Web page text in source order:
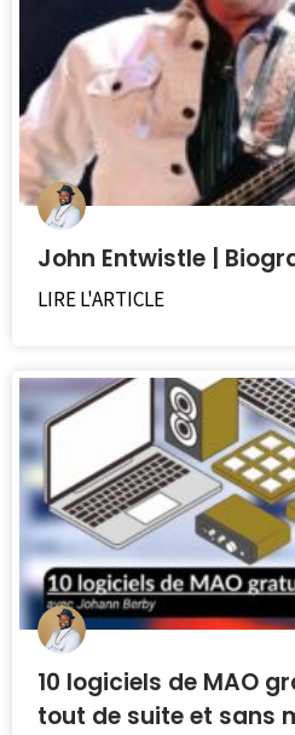
John Entwistle |
LIRE L'ARTICLE
10 logiciels de MAO
tout de suite et sans